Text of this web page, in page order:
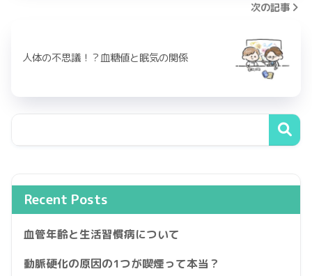
次の記事
人体の不思議！？血糖値と眠気の関係
Recent Posts
血管年齢と生活習慣病について
動脈硬化の原因の1つが喫煙って本当？